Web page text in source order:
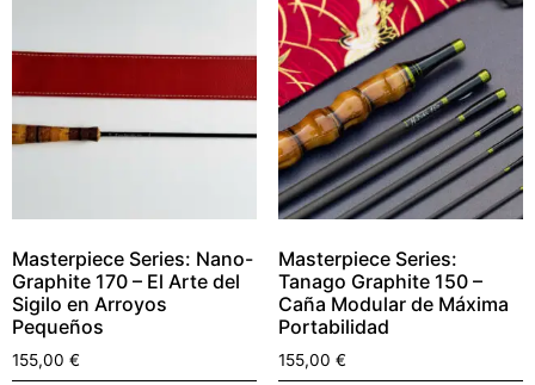
Masterpiece Series: Nano-
Graphite 170 – El Arte del
Sigilo en Arroyos
Pequeños
155,00 €
Masterpiece Series:
Tanago Graphite 150 –
Caña Modular de Máxima
Portabilidad
155,00 €